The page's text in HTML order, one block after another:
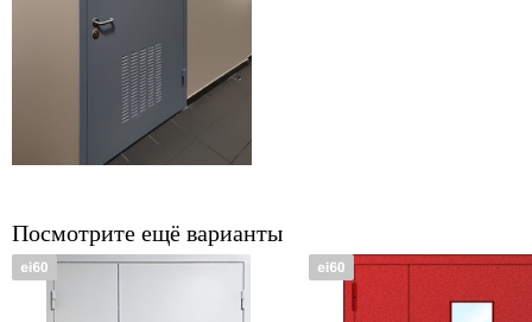
Посмотрите ещё варианты